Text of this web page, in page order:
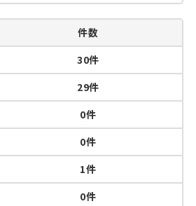
件数
30件
29件
0件
0件
1件
0件